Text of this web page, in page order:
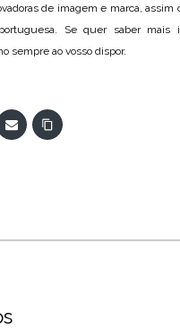
de imagem e marca, assim
Se quer saber mais
sempre ao vosso dispor.